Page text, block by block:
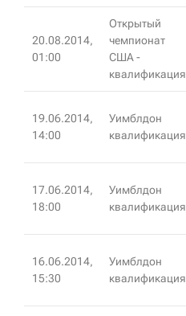
20.08.2014,
01:00
Открытый
чемпионат
США -
квалификация
19.06.2014,
14:00
Уимблдон
квалификация
17.06.2014,
18:00
Уимблдон
квалификация
16.06.2014,
15:30
Уимблдон
квалификация